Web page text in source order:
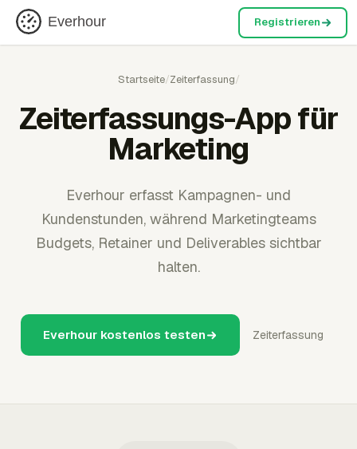
Everhour Registrieren
Startseite/Zeiterfassung/
Zeiterfassungs-App für
Marketing
Everhour erfasst Kampagnen- und
Kundenstunden, während Marketingteams
Budgets, Retainer und Deliverables sichtbar
halten.
Everhour kostenlos testen Zeiterfassung